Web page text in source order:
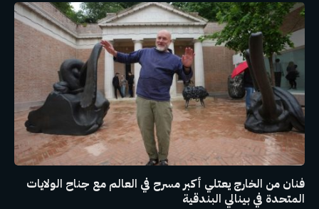
فنان من الخارج يعتلي أكبر مسرح في العالم مع جناح الولايات
المتحدة في بينالي البندقية